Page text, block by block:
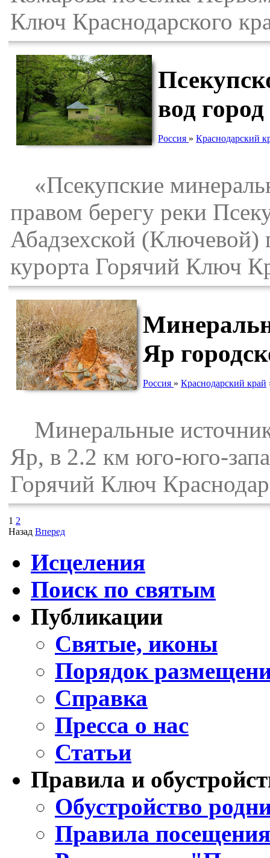
Ключ Краснодарского
вод
Россия »Краснодарский
«Псекупские
правом берегу реки
Абадзехской (Ключевой)
курорта Горячий Ключ
Яр
Россия » Краснодарский край
Минеральные
Яр, в 2.2 км юго-юго-
Горячий Ключ
1 2
Назад Вперед
Исцеления
Поиск по святым
Публикации
Святые, иконы
Порядок
Справка
Пресса о нас
Статьи
Правила и
Обустройство
Правила